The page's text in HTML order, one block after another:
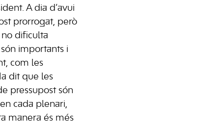
A dia d’avui
prorrogat, però
dificulta
importants i
com les
dit que les
pressupost són
cada plenari,
manera és més